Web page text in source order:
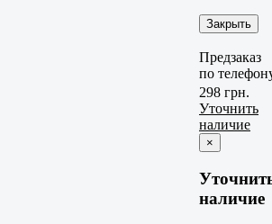
Закрыть
Предзаказ
по
298 грн.
Уточнить
наличие
×
наличие